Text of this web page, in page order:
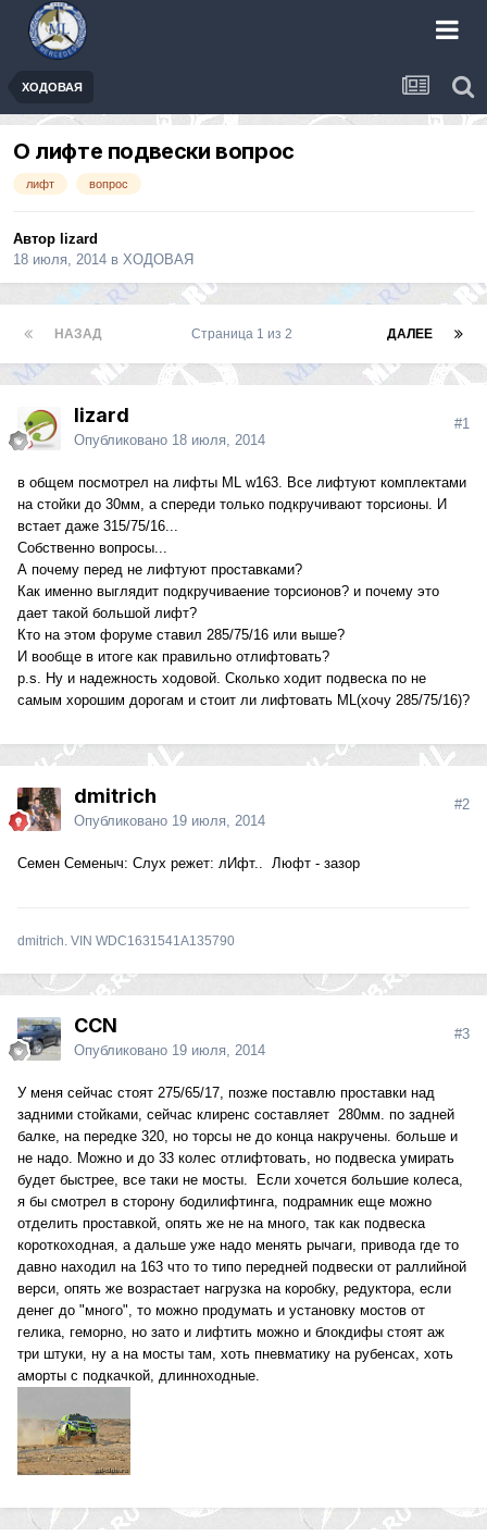
ХОДОВАЯ
О лифте подвески вопрос
лифт вопрос
Автор lizard
18 июля, 2014 в ХОДОВАЯ
НАЗАД ДАЛЕЕ
Страница 1 из 2
lizard
Опубликовано 18 июля, 2014
#1
в общем посмотрел на лифты ML w163. Все лифтуют комплектами
на стойки до 30мм, а спереди только подкручивают торсионы. И
встает даже 315/75/16...
Собственно вопросы...
А почему перед не лифтуют проставками?
Как именно выглядит подкручиваение торсионов? и почему это
дает такой большой лифт?
Кто на этом форуме ставил 285/75/16 или выше?
И вообще в итоге как правильно отлифтовать?
p.s. Ну и надежность ходовой. Сколько ходит подвеска по не
самым хорошим дорогам и стоит ли лифтовать ML(хочу 285/75/16)?
dmitrich
Опубликовано 19 июля, 2014
#2
Семен Семеныч: Слух режет: лИфт.. Люфт - зазор
dmitrich. VIN WDC1631541A135790
CCN
Опубликовано 19 июля, 2014
#3
У меня сейчас стоят 275/65/17, позже поставлю проставки над
задними стойками, сейчас клиренс составляет 280мм. по задней
балке, на передке 320, но торсы не до конца накручены. больше и
не надо. Можно и до 33 колес отлифтовать, но подвеска умирать
будет быстрее, все таки не мосты. Если хочется большие колеса,
я бы смотрел в сторону бодилифтинга, подрамник еще можно
отделить проставкой, опять же не на много, так как подвеска
короткоходная, а дальше уже надо менять рычаги, привода где то
давно находил на 163 что то типо передней подвески от раллийной
верси, опять же возрастает нагрузка на коробку, редуктора, если
денег до "много", то можно продумать и установку мостов от
гелика, геморно, но зато и лифтить можно и блокдифы стоят аж
три штуки, ну а на мосты там, хоть пневматику на рубенсах, хоть
аморты с подкачкой, длинноходные.